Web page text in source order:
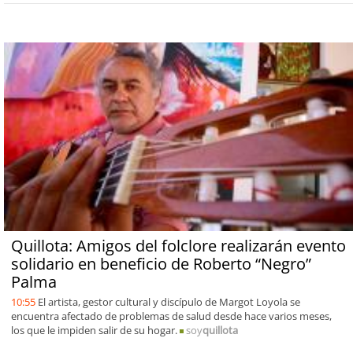
Quillota: Amigos del folclore realizarán evento
solidario en beneficio de Roberto “Negro”
Palma
10:55 El artista, gestor cultural y discípulo de Margot Loyola se
encuentra afectado de problemas de salud desde hace varios meses,
los que le impiden salir de su hogar.
soyquillota